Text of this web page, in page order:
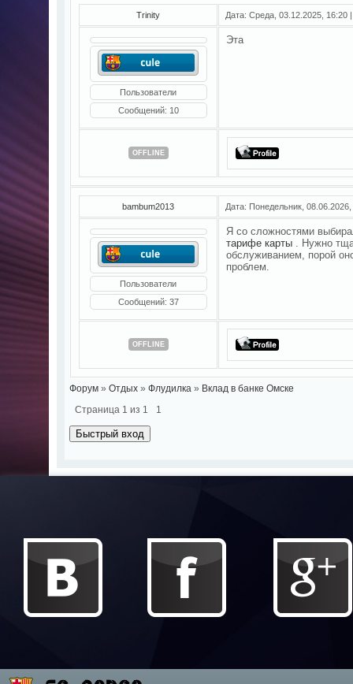
Trinity Дата: Среда, 03.12.2025,
Пользователи
Сообщений: 10
Эта
OFFLINE
bambum2013 Дата: Понедельник,
Пользователи
Сообщений: 37
Я со сложностями
тарифе карты . Нужно
обслуживанием, порой
проблем.
OFFLINE
Форум » Отдых » Флудилка » Вклад в банке Омске
Страница 1 из 1 1